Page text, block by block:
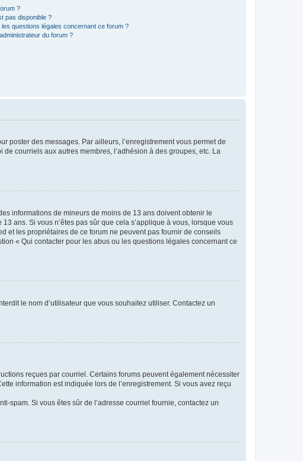
?
pas disponible ?
questions légales concernant ce forum ?
du forum ?
poster des messages. Par ailleurs, l’enregistrement vous permet de
courriels aux autres membres, l’adhésion à des groupes, etc. La
informations de mineurs de moins de 13 ans doivent obtenir le
ans. Si vous n’êtes pas sûr que cela s’applique à vous, lorsque vous
et les propriétaires de ce forum ne peuvent pas fournir de conseils
« Qui contacter pour les abus ou les questions légales concernant ce
le nom d’utilisateur que vous souhaitez utiliser. Contactez un
reçues par courriel. Certains forums peuvent également nécessiter
information est indiquée lors de l’enregistrement. Si vous avez reçu
spam. Si vous êtes sûr de l’adresse courriel fournie, contactez un